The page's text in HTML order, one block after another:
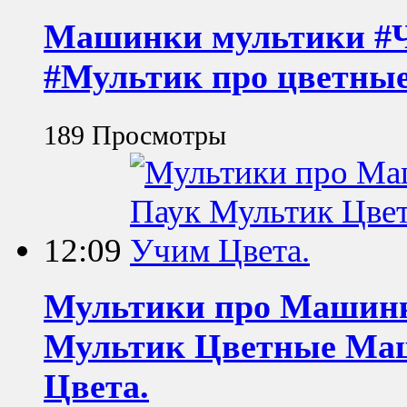
Машинки мультики
#Мультик про
189 Просмотры
12:09
Мультики про
Мультик Цветные
Цвета.